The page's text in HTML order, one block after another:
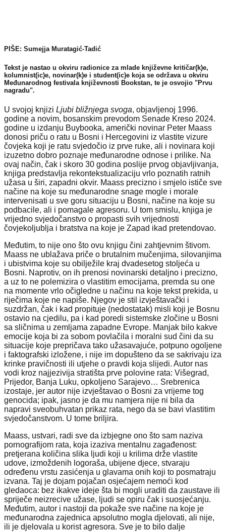
PIŠE: Sumejja Muratagić-Tadić
Tekst je nastao u okviru radionice za mlade književne kritičar(k)e,
kolumnist(ic)e, novinar(k)e i student(ic)e koja se održava u okviru
Međunarodnog festivala književnosti Bookstan, te je osvojio "Prvu
nagradu".
U svojoj knjizi Ljubi bližnjega svoga, objavljenoj 1996.
godine a novim, bosanskim prevodom Senade Kreso 2024.
godine u izdanju Buybooka, američki novinar Peter Maass
donosi priču o ratu u Bosni i Hercegovini iz vlastite vizure
čovjeka koji je ratu svjedočio iz prve ruke, ali i novinara koji
izuzetno dobro poznaje međunarodne odnose i prilike. Na
ovaj način, čak i skoro 30 godina poslije prvog objavljivanja,
knjiga predstavlja rekontekstualizaciju vrlo poznatih ratnih
užasa u širi, zapadni okvir. Maass precizno i smjelo ističe sve
načine na koje su međunarodne snage mogle i morale
intervenisati u sve goru situaciju u Bosni, načine na koje su
podbacile, ali i pomagale agresoru. U tom smislu, knjiga je
vrijedno svjedočanstvo o propasti svih vrijednosti
čovjekoljublja i bratstva na koje je Zapad ikad pretendovao.
Međutim, to nije ono što ovu knjigu čini zahtjevnim štivom.
Maass ne ublažava priče o brutalnim mučenjima, silovanjima
i ubistvima koje su obilježile kraj dvadesetog stoljeća u
Bosni. Naprotiv, on ih prenosi novinarski detaljno i precizno,
a uz to ne polemizira o vlastitim emocijama, premda su one
na momente vrlo očigledne u načinu na koje tekst prekida, u
riječima koje ne napiše. Njegov je stil izvještavački i
suzdržan, čak i kad propituje (nedostatak) misli koji je Bosnu
ostavio na cjedilu, pa i kad poredi sistemske zločine u Bosni
sa sličnima u zemljama zapadne Evrope. Manjak bilo kakve
emocije koja bi za sobom povlačila i moralni sud čini da su
situacije koje prepričava tako užasavajuće, potpuno ogoljene
i faktografski izložene, i nije im dopušteno da se sakrivaju iza
krinke pravičnosti ili utjehe o pravdi koja slijedi. Autor nas
vodi kroz najjezivija stratišta prve polovine rata: Višegrad,
Prijedor, Banja Luku, opkoljeno Sarajevo… Srebrenica
izostaje, jer autor nije izvještavao o Bosni za vrijeme tog
genocida; ipak, jasno je da mu namjera nije ni bila da
napravi sveobuhvatan prikaz rata, nego da se bavi vlastitim
svjedočanstvom. U tome briljira.
Maass, ustvari, radi sve da izbjegne ono što sam naziva
pornografijom rata, koja izaziva mentalnu zagađenost:
pretjerana količina slika ljudi koji u krilima drže vlastite
udove, izmoždenih logoraša, ubijene djece, stvaraju
određenu vrstu zasićenja u glavama onih koji to posmatraju
izvana. Taj je dojam pojačan osjećajem nemoći kod
gledaoca: bez ikakve ideje šta bi mogli uraditi da zaustave ili
spriječe neizrecive užase, ljudi se opiru čak i suosjećanju.
Međutim, autor i nastoji da pokaže sve načine na koje je
međunarodna zajednica apsolutno mogla djelovati, ali nije,
ili je djelovala u korist agresora. Sve je to bilo dalje